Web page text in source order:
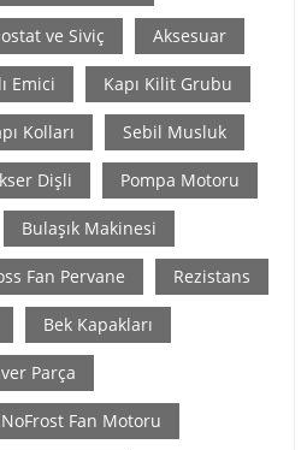
ve Siviç Aksesuar
Emici Kapı Kilit Grubu
Kolları Sebil Musluk
Dişli Pompa Motoru
Bulaşık Makinesi
Fan Pervane Rezistans
Bek Kapakları
Parça
NoFrost Fan Motoru